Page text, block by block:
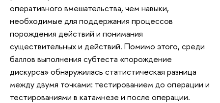
оперативного вмешательства, чем навыки,
необходимые для поддержания процессов
порождения действий и понимания
существительных и действий. Помимо этого, среди
баллов выполнения субтеста «порождение
дискурса» обнаружилась статистическая разница
между двумя точками: тестированием до операции и
тестированиями в катамнезе и после операции.